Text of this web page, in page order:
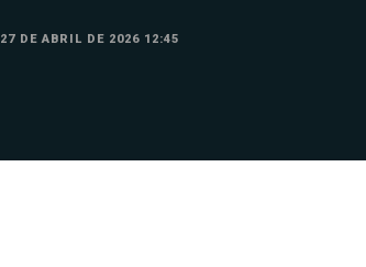
27 DE ABRIL DE 2026 12:45